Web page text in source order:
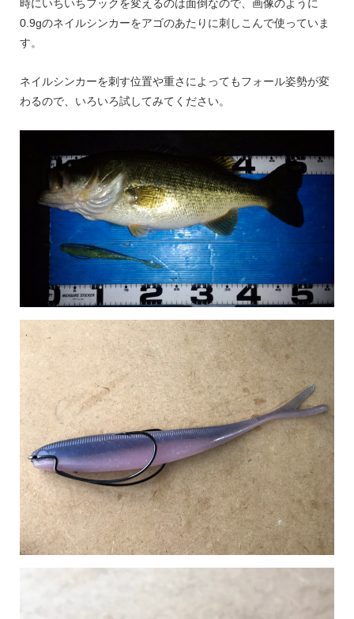
時にいちいちフックを変えるのは面倒なので、画像のように
0.9gのネイルシンカーをアゴのあたりに刺しこんで使っていま
す。
ネイルシンカーを刺す位置や重さによってもフォール姿勢が変
わるので、いろいろ試してみてください。